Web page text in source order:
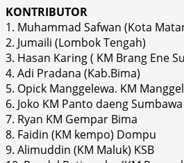
KONTRIBUTOR
1. Muhammad Safwan (Kota
2. Jumaili (Lombok Tengah)
3. Hasan Karing ( KM Brang Ene
4. Adi Pradana (Kab.Bima)
5. Opick Manggelewa. KM
6. Joko KM Panto daeng Sumbawa
7. Ryan KM Gempar Bima
8. Faidin (KM kempo) Dompu
9. Alimuddin (KM Maluk) KSB